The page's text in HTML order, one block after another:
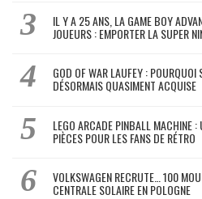
IL Y A 25 ANS, LA GAME BOY
JOUEURS : EMPORTER LA SUPER
GOD OF WAR LAUFEY :
DÉSORMAIS QUASIMENT ACQUISE
LEGO ARCADE PINBALL MACHINE
PIÈCES POUR LES FANS DE RÉTRO
VOLKSWAGEN RECRUTE… 100
CENTRALE SOLAIRE EN POLOGNE